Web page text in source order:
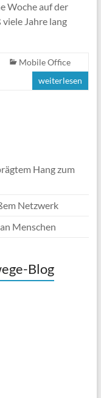
Woche auf der
Jahre lang
Mobile Office
weiterlesen
Hang zum
Netzwerk
Menschen
Blog